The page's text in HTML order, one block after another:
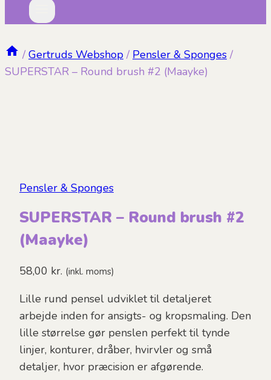
/ Gertruds Webshop / Pensler & Sponges /
SUPERSTAR – Round brush #2 (Maayke)
Pensler & Sponges
SUPERSTAR – Round brush #2
(Maayke)
58,00 kr. (inkl. moms)
Lille rund pensel udviklet til detaljeret
arbejde inden for ansigts- og kropsmaling. Den
lille størrelse gør penslen perfekt til tynde
linjer, konturer, dråber, hvirvler og små
detaljer, hvor præcision er afgørende.